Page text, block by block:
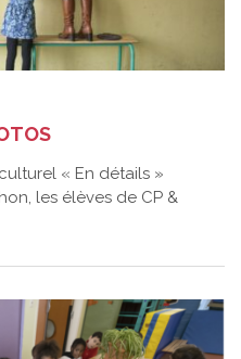
« En détails »
les élèves de CP &